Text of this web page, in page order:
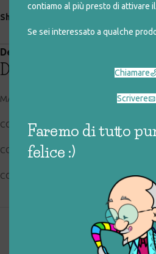
contiamo al più presto di attivare
Se sei interessato a qualche
Chiamare
Scrivere
Faremo di tutto
felice :)
Share:
Descrizione
Descrizione
MAZZEO 6515
CODICE RIGIOCATTOLO: 036_0_041
CONDIZIONI: buone
COLLOCAZIONE: EXP